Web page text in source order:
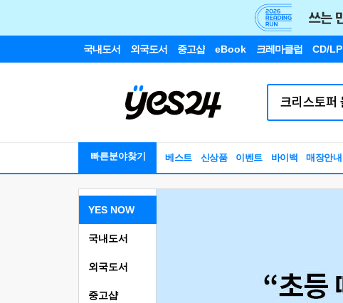
국내도서 외국도서 중고샵 eBook 크레마클럽 CD/LP
빠른분야찾기 베스트 신상품 이벤트 바이백 매장안내
YES NOW
국내도서
외국도서
중고샵